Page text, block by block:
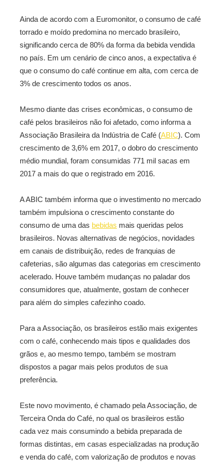
Ainda de acordo com a Euromonitor, o consumo de café
torrado e moído predomina no mercado brasileiro,
significando cerca de 80% da forma da bebida vendida
no país. Em um cenário de cinco anos, a expectativa é
que o consumo do café continue em alta, com cerca de
3% de crescimento todos os anos.
Mesmo diante das crises econômicas, o consumo de
café pelos brasileiros não foi afetado, como informa a
Associação Brasileira da Indústria de Café (ABIC). Com
crescimento de 3,6% em 2017, o dobro do crescimento
médio mundial, foram consumidas 771 mil sacas em
2017 a mais do que o registrado em 2016.
A ABIC também informa que o investimento no mercado
também impulsiona o crescimento constante do
consumo de uma das bebidas mais queridas pelos
brasileiros. Novas alternativas de negócios, novidades
em canais de distribuição, redes de franquias de
cafeterias, são algumas das categorias em crescimento
acelerado. Houve também mudanças no paladar dos
consumidores que, atualmente, gostam de conhecer
para além do simples cafezinho coado.
Para a Associação, os brasileiros estão mais exigentes
com o café, conhecendo mais tipos e qualidades dos
grãos e, ao mesmo tempo, também se mostram
dispostos a pagar mais pelos produtos de sua
preferência.
Este novo movimento, é chamado pela Associação, de
Terceira Onda do Café, no qual os brasileiros estão
cada vez mais consumindo a bebida preparada de
formas distintas, em casas especializadas na produção
e venda do café, com valorização de produtos e novas